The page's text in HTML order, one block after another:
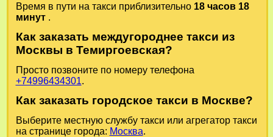
Время в пути на такси приблизительно 18 часов 18
минут .
Как заказать междугороднее такси из
Москвы в Темиргоевская?
Просто позвоните по номеру телефона
+74996434301.
Как заказать городское такси в Москве?
Выберите местную службу такси или агрегатор такси
на странице города: Москва.